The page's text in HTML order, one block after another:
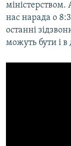
нас нарада о
останні
можуть бути і в